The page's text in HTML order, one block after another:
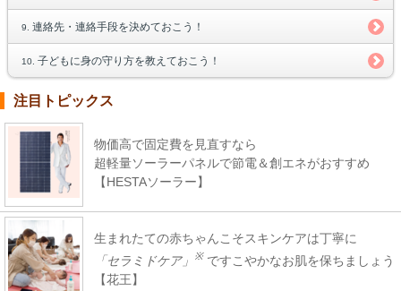
連絡先・連絡手段を決めておこう！
子どもに身の守り方を教えておこう！
注目トピックス
物価高で固定費を見直すなら
超軽量ソーラーパネルで節電＆創エネがおすすめ
【HESTAソーラー】
生まれたての赤ちゃんこそスキンケアは丁寧に
「セラミドケア」
※ ですこやかなお肌を保ちましょう
【花王】